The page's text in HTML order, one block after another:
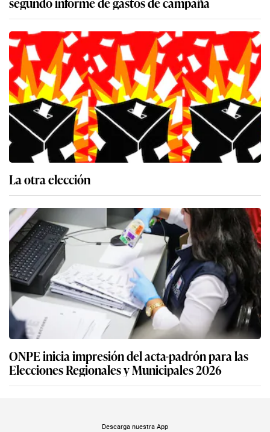
La otra elección
ONPE inicia impresión del acta-padrón para las
Elecciones Regionales y Municipales 2026
Descarga nuestra App